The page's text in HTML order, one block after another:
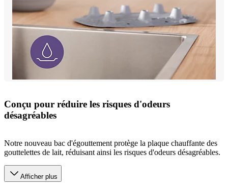
Conçu pour réduire les risques d'odeurs
désagréables
Notre nouveau bac d'égouttement protège la plaque chauffante des
gouttelettes de lait, réduisant ainsi les risques d'odeurs désagréables.
Afficher plus